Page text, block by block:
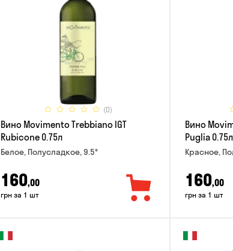
(0)
Вино Movimento Trebbiano IGT
Rubicone 0.75л
Белое, Полусладкое, 9.5°
160,00
грн за 1 шт
Вино
Puglia 0.75л
Красное,
160,00
грн за 1 шт